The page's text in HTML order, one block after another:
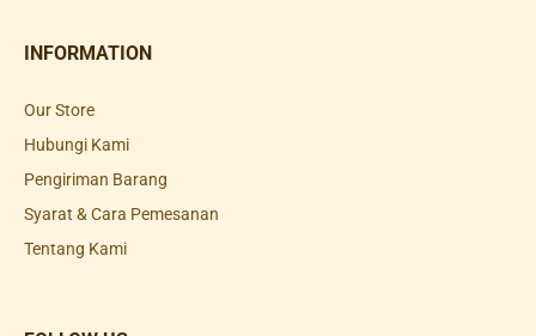
INFORMATION
Our Store
Hubungi Kami
Pengiriman Barang
Syarat & Cara Pemesanan
Tentang Kami